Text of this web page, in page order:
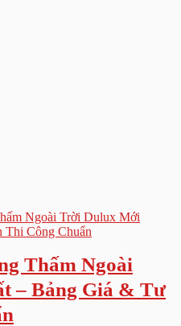
Thấm Ngoài
– Bảng Giá & Tư